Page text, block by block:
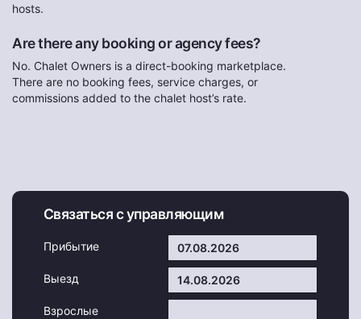
hosts.
Are there any booking or agency fees?
No. Chalet Owners is a direct-booking marketplace.
There are no booking fees, service charges, or
commissions added to the chalet host’s rate.
Связаться с управляющим
Прибытие
Выезд
Взрослые